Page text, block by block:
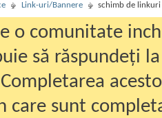
Link-uri/Bannere schimb de
o comunitate
să răspundeți
care sunt